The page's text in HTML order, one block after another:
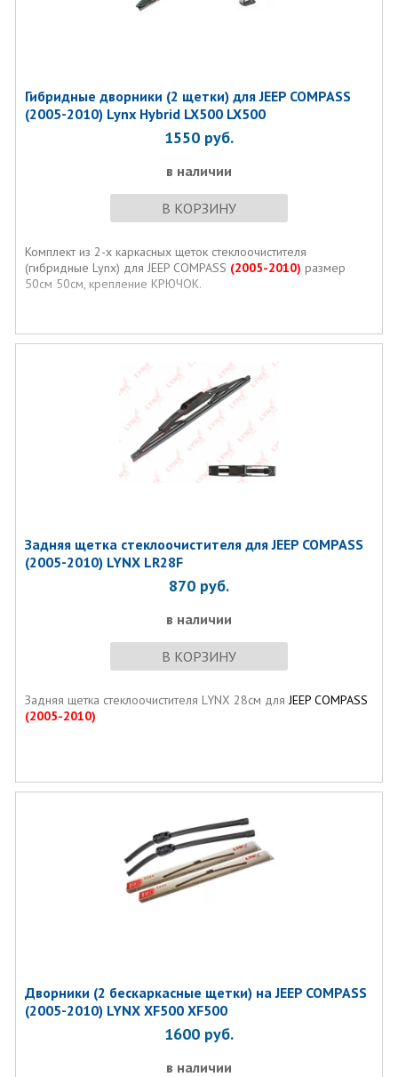
Гибридные дворники (2 щетки) для JEEP COMPASS
(2005-2010) Lynx Hybrid LX500 LX500
1550 руб.
в наличии
В КОРЗИНУ
Комплект из 2-х каркасных щеток стеклоочистителя
(гибридные Lynx) для JEEP COMPASS (2005-2010) размер
50см 50см, крепление КРЮЧОК.
Задняя щетка стеклоочистителя для JEEP COMPASS
(2005-2010) LYNX LR28F
870 руб.
в наличии
В КОРЗИНУ
Задняя щетка стеклоочистителя LYNX 28см для JEEP COMPASS
(2005-2010)
Дворники (2 бескаркасные щетки) на JEEP COMPASS
(2005-2010) LYNX XF500 XF500
1600 руб.
в наличии